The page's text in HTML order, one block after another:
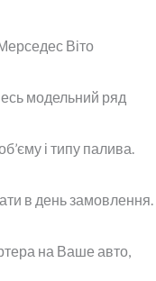
Віто
модельний ряд
і типу палива.
в день замовлення.
на Ваше авто,